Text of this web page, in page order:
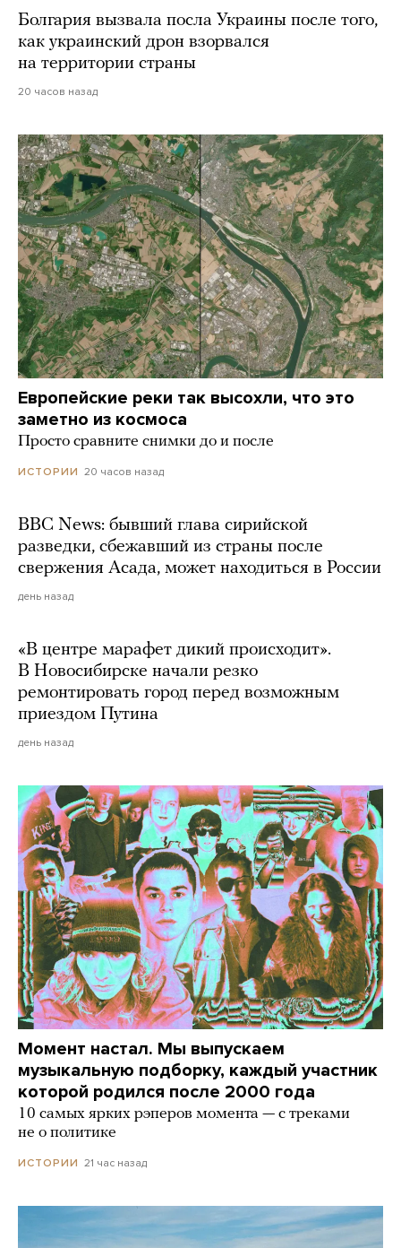
Болгария вызвала посла Украины после того,
как украинский дрон взорвался
на территории страны
20 часов назад
Европейские реки так высохли, что это
заметно из космоса
Просто сравните снимки до и после
ИСТОРИИ 20 часов назад
BBC News: бывший глава сирийской
разведки, сбежавший из страны после
свержения Асада, может находиться в России
день назад
«В центре марафет дикий происходит».
В Новосибирске начали резко
ремонтировать город перед возможным
приездом Путина
день назад
Момент настал. Мы выпускаем
музыкальную подборку, каждый участник
которой родился после 2000 года
10 самых ярких рэперов момента — с треками
не о политике
ИСТОРИИ 21 час назад